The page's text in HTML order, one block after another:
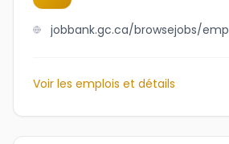
Voir les emplois et détails